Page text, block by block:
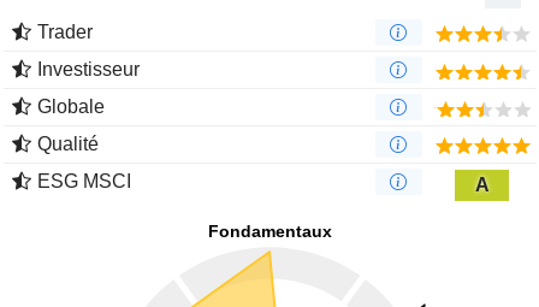
Trader
Investisseur
Globale
Qualité
ESG MSCI
A